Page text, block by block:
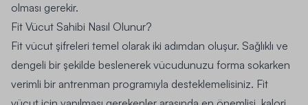
olması gerekir.
Fit Vücut Sahibi Nasıl Olunur?
Fit vücut şifreleri temel olarak iki adımdan oluşur. Sağlıklı ve
dengeli bir şekilde beslenerek vücudunuzu forma sokarken
verimli bir antrenman programıyla desteklemelisiniz. Fit